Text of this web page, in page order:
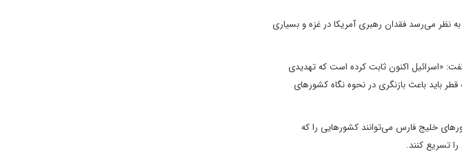
نظر می‌رسد فقدان رهبری آمریکا در غزه و بسیاری
«اسرائیل اکنون ثابت کرده است که تهدیدی
باید باعث بازنگری در نحوه نگاه کشورهای
خلیج فارس می‌توانند کشورهایی را که
تسریع کنند.